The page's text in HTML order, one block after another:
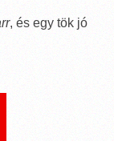
, és egy tök jó